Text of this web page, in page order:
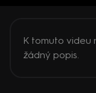
K tomuto videu
žádný popis.